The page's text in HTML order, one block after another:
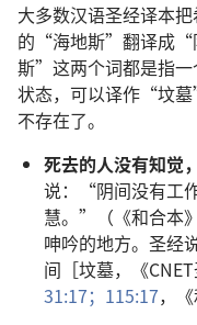
大多数汉语圣经译本
的“海地斯”翻译成
斯”这两个词都是指一
状态，可以译作“坟
不存在了。
死去的人没有知觉
说：“阴间没有工
慧。”（《和合本
呻吟的地方。圣经
间［坟墓，《
31:17； 115:17，《